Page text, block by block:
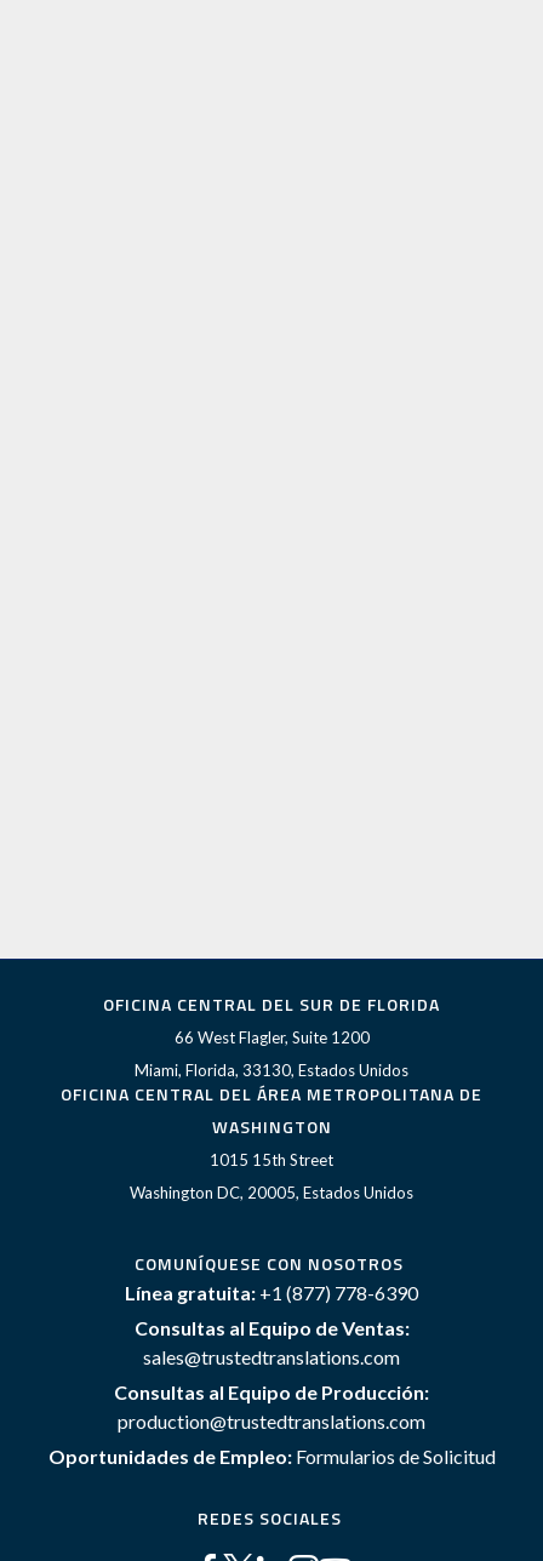
OFICINA CENTRAL DEL SUR DE FLORIDA
66 West Flagler, Suite 1200
Miami, Florida, 33130, Estados Unidos
OFICINA CENTRAL DEL ÁREA METROPOLITANA DE
WASHINGTON
1015 15th Street
Washington DC, 20005, Estados Unidos
COMUNÍQUESE CON NOSOTROS
Línea gratuita: +1 (877) 778-6390
Consultas al Equipo de Ventas:
sales@trustedtranslations.com
Consultas al Equipo de Producción:
production@trustedtranslations.com
Oportunidades de Empleo: Formularios de Solicitud
REDES SOCIALES